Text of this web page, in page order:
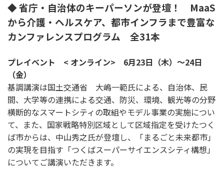
◆ 省庁・自治体のキーパーソンが登壇！ MaaS
から介護・ヘルスケア、都市インフラまで豊富な
カンファレンスプログラム 全31本
プレイベント < オンライン> 6月23日（木）～24日
（金）
基調講演は国土交通省 大嶋一範氏による、自治体、民
間、大学等の連携による交通、防災、環境、観光等の分野
横断的なスマートシティの取組やモデル事業の実施につい
て、また、国家戦略特別区域として区域指定を受けたつく
ば市からは、中山秀之氏が登壇し、「まるごと未来都市」
の実現を目指す「つくばスーパーサイエンスシティ構想」
についてご講演いただきます。